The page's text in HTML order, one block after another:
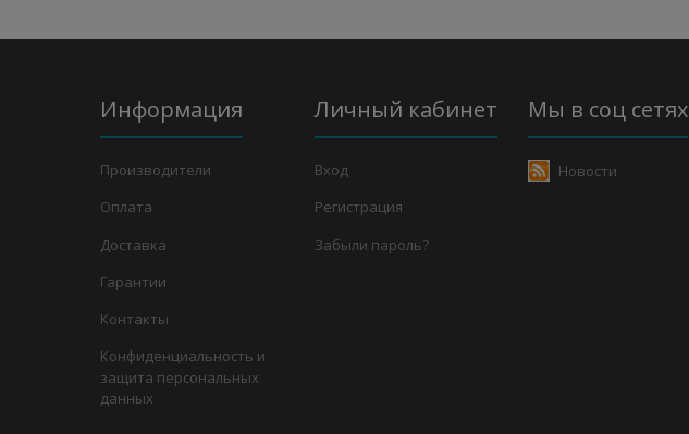
Информация
Производители
Оплата
Доставка
Гарантии
Контакты
Конфиденциальность и
защита персональных
данных
Личный кабинет
Вход
Регистрация
Забыли пароль?
Мы в соц сетях
Новости